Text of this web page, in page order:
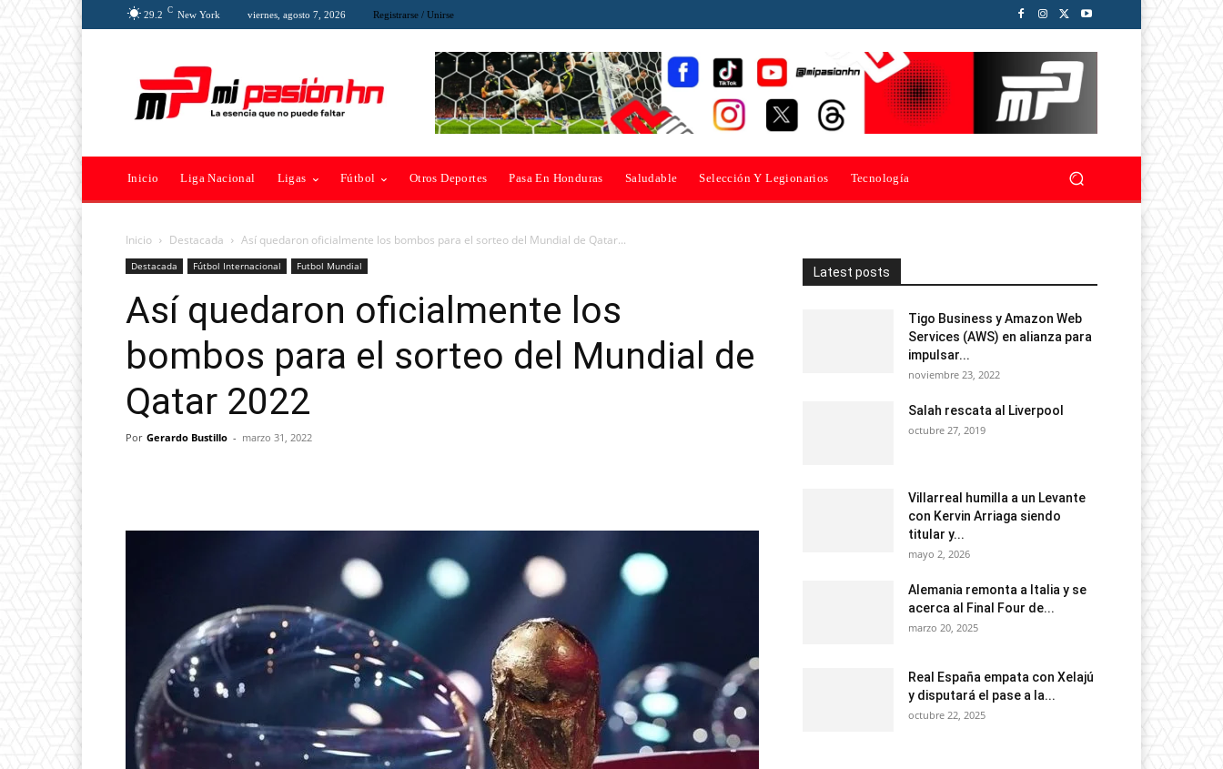
29.2 C New York viernes, agosto 7, 2026 Registrarse / Unirse
Inicio Liga Nacional Ligas Fútbol Otros Deportes Pasa En Honduras Saludable Selección Y Legionarios Tecnología
Inicio Destacada Así quedaron oficialmente los bombos para el sorteo del Mundial de Qatar...
Destacada Fútbol Internacional Futbol Mundial
Así quedaron oficialmente los
bombos para el sorteo del Mundial de
Qatar 2022
Por Gerardo Bustillo - marzo 31, 2022
Latest posts
Tigo Business y Amazon Web
Services (AWS) en alianza para
impulsar...
noviembre 23, 2022
Salah rescata al Liverpool
octubre 27, 2019
Villarreal humilla a un Levante
con Kervin Arriaga siendo
titular y...
mayo 2, 2026
Alemania remonta a Italia y se
acerca al Final Four de...
marzo 20, 2025
Real España empata con Xelajú
y disputará el pase a la...
octubre 22, 2025